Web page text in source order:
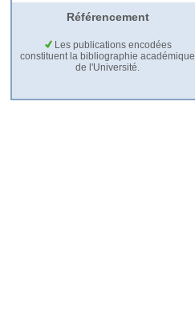
Référencement
Les publications encodées
constituent la bibliographie académique
de l'Université.